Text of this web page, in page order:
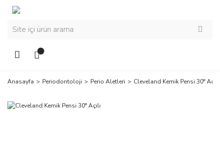
Anasayfa Periodontoloji Perio Aletleri Cleveland Kemik Pensi 30° Açılı